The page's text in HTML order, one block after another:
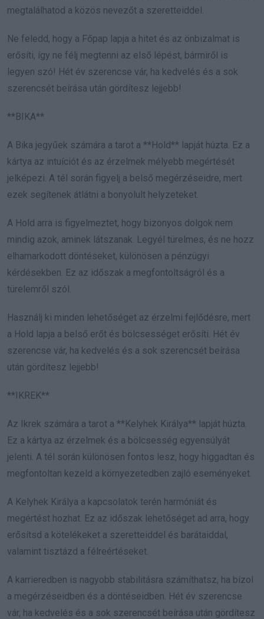
megtalálhatod a közös nevezőt a szeretteiddel.
Ne feledd, hogy a Főpap lapja a hitet és az önbizalmat is
erősíti, így ne félj megtenni az első lépést, bármiről is
legyen szó! Hét év szerencse vár, ha kedvelés és a sok
szerencsét beírása után gördítesz lejjebb!
**BIKA**
A Bika jegyűek számára a tarot a **Hold** lapját húzta. Ez a
kártya az intuíciót és az érzelmek mélyebb megértését
jelképezi. A tél során figyelj a belső megérzéseidre, mert
ezek segítenek átlátni a bonyolult helyzeteket.
A Hold arra is figyelmeztet, hogy bizonyos dolgok nem
mindig azok, aminek látszanak. Legyél türelmes, és ne hozz
elhamarkodott döntéseket, különösen a pénzügyi
kérdésekben. Ez az időszak a megfontoltságról és a
türelemről szól.
Használj ki minden lehetőséget az érzelmi fejlődésre, mert
a Hold lapja a belső erőt és bölcsességet erősíti. Hét év
szerencse vár, ha kedvelés és a sok szerencsét beírása
után gördítesz lejjebb!
**IKREK**
Az Ikrek számára a tarot a **Kelyhek Királya** lapját húzta.
Ez a kártya az érzelmek és a bölcsesség egyensúlyát
jelenti. A tél során különösen fontos lesz, hogy higgadtan és
megfontoltan kezeld a környezetedben zajló eseményeket.
A Kelyhek Királya a kapcsolatok terén harmóniát és
megértést hozhat. Ez az időszak lehetőséget ad arra, hogy
erősítsd a kötelékeket a szeretteiddel és barátaiddal,
valamint tisztázd a félreértéseket.
A karrieredben is nagyobb stabilitásra számíthatsz, ha bízol
a megérzéseidben és a döntéseidben. Hét év szerencse
vár, ha kedvelés és a sok szerencsét beírása után gördítesz